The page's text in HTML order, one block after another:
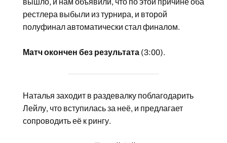
рестлера выбыли из турнира, и второй
полуфинал автоматически стал финалом.
Матч окончен без результата(3:00).
Наталья заходит в раздевалку поблагодарить
Лейлу, что вступилась за неё, и предлагает
сопроводить её к рингу.